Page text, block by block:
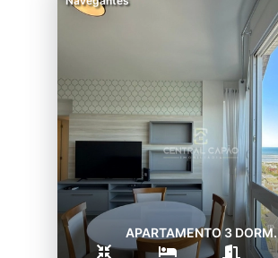
APARTAMENTO 3 DORM.